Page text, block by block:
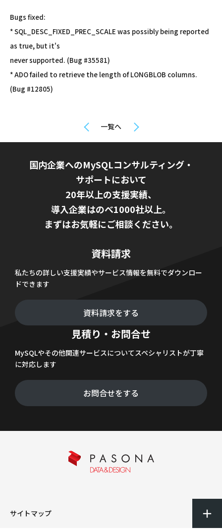
Bugs fixed:
* SQL_DESC_FIXED_PREC_SCALE was possibly being reported
as true, but it's
never supported. (Bug #35581)
* ADO failed to retrieve the length of LONGBLOB columns.
(Bug #12805)
一覧へ
国内企業へのMySQLコンサルティング・
サポートにおいて
20年以上の支援実績、
導入企業はのべ1000社以上。
まずはお気軽にご相談ください。
資料請求
私たちの詳しい支援実績やサービス情報を無料でダウンロー
ドできます
資料請求をする
見積り・お問合せ
MySQLやその他関連サービスについてスペシャリストが丁寧
に対応します
お問合せをする
サイトマップ